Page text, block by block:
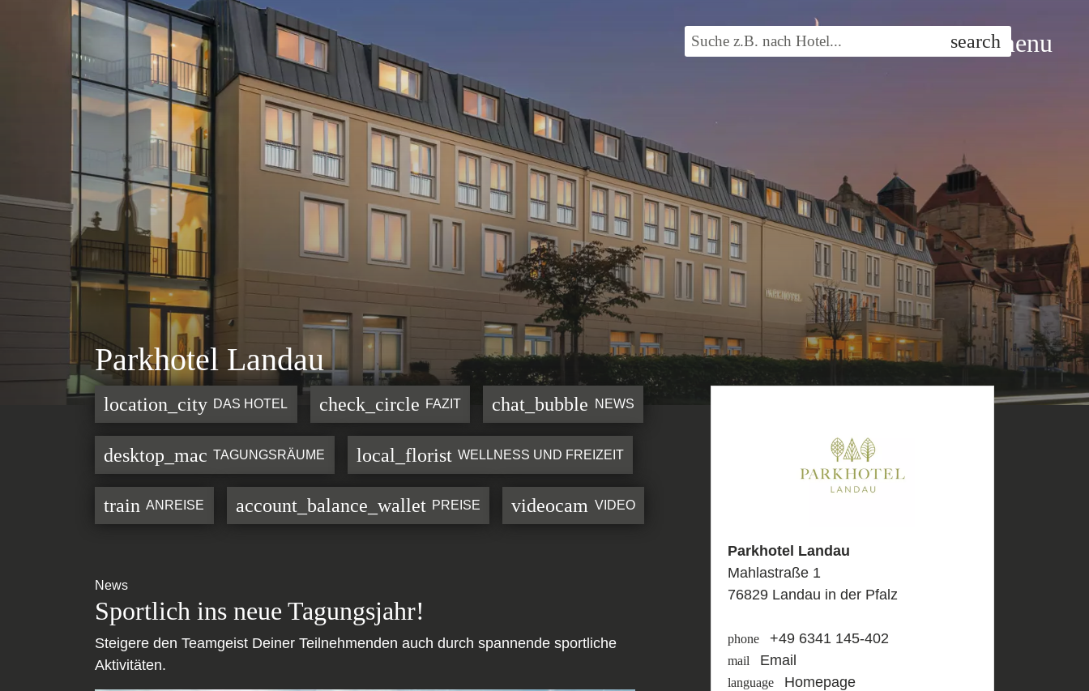
Suche z.B. nach Hotel... searchmenu
Parkhotel Landau
location_city DAS HOTEL check_circle FAZIT chat_bubble NEWS
desktop_mac TAGUNGSRÄUME local_florist WELLNESS UND FREIZEIT
train ANREISE account_balance_wallet PREISE videocam VIDEO
News
Sportlich ins neue Tagungsjahr!
Steigere den Teamgeist Deiner Teilnehmenden auch durch spannende sportliche
Aktivitäten.
Parkhotel Landau
Mahlastraße 1
76829 Landau in der Pfalz
phone +49 6341 145-402
mail Email
language Homepage